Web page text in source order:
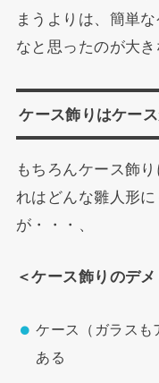
まうよりは、簡単
なと思ったのが大き
ケース飾りはケー
もちろんケース飾
れはどんな雛人形
が・・・、
＜ケース飾りのデ
ケース（ガラスも
ある